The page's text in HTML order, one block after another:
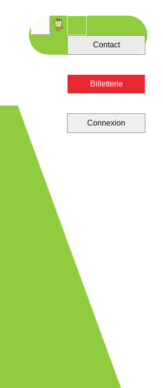
Contact
Billetterie
Connexion